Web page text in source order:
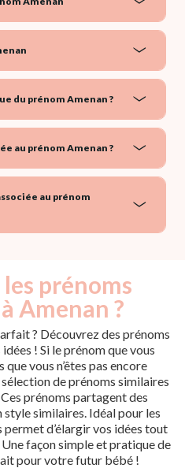
du prénom Amenan ?
au prénom Amenan ?
au prénom
prénoms
Amenan ?
? Découvrez des prénoms
! Si le prénom que vous
vous n’êtes pas encore
de prénoms similaires
prénoms partagent des
style similaires. Idéal pour les
d’élargir vos idées tout
façon simple et pratique de
pour votre futur bébé !